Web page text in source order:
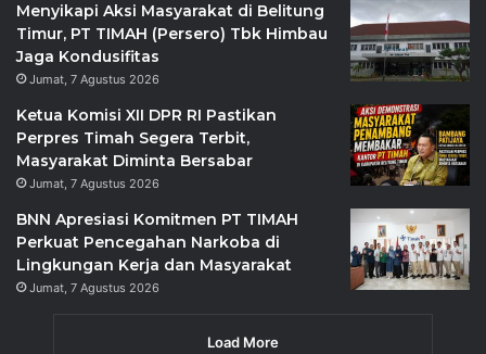
Menyikapi Aksi Masyarakat di Belitung
Timur, PT TIMAH (Persero) Tbk Himbau
Jaga Kondusifitas
Jumat, 7 Agustus 2026
Ketua Komisi XII DPR RI Pastikan
Perpres Timah Segera Terbit,
Masyarakat Diminta Bersabar
Jumat, 7 Agustus 2026
BNN Apresiasi Komitmen PT TIMAH
Perkuat Pencegahan Narkoba di
Lingkungan Kerja dan Masyarakat
Jumat, 7 Agustus 2026
Load More